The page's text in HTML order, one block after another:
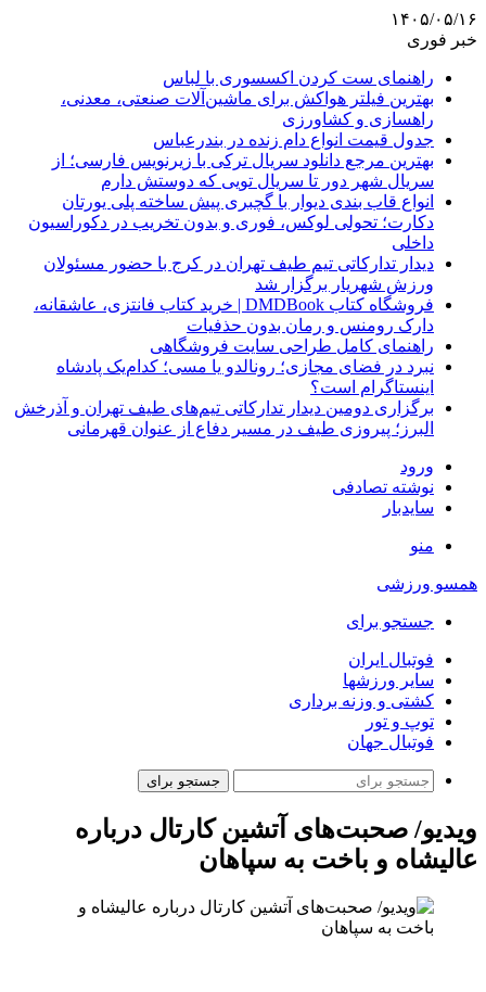
۱۴۰۵/۰۵/۱۶
خبر فوری
راهنمای ست کردن اکسسوری با لباس
بهترین فیلتر هواکش برای ماشین‌آلات صنعتی، معدنی،
راهسازی و کشاورزی
جدول قیمت انواع دام زنده در بندرعباس
بهترین مرجع دانلود سریال ترکی با زیرنویس فارسی؛ از
سریال شهر دور تا سریال تویی که دوستش دارم
انواع قاب بندی دیوار با گچبری پیش ساخته پلی یورتان
دکارت؛ تحولی لوکس، فوری و بدون تخریب در دکوراسیون
داخلی
دیدار تدارکاتی تیم طیف تهران در کرج با حضور مسئولان
ورزش شهریار برگزار شد
فروشگاه کتاب DMDBook | خرید کتاب فانتزی، عاشقانه،
دارک رومنس و رمان بدون حذفیات
راهنمای کامل طراحی سایت فروشگاهی
نبرد در فضای مجازی؛ رونالدو یا مسی؛ کدام‌یک پادشاه
اینستاگرام است؟
برگزاری دومین دیدار تدارکاتی تیم‌های طیف تهران و آذرخش
البرز؛ پیروزی طیف در مسیر دفاع از عنوان قهرمانی
ورود
نوشته تصادفی
سایدبار
منو
همسو ورزشی
جستجو برای
فوتبال ایران
سایر ورزشها
کشتی و وزنه برداری
توپ و تور
فوتبال جهان
جستجو برای
ویدیو/ صحبت‌های آتشین کارتال درباره
عالیشاه و باخت به سپاهان